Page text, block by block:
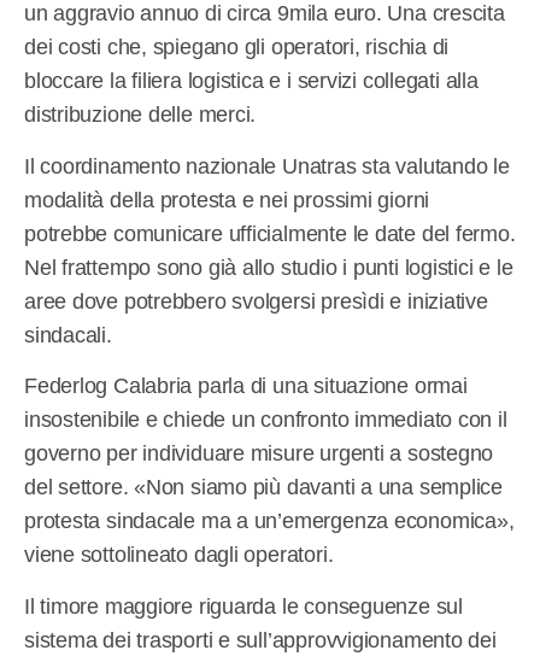
un aggravio annuo di circa 9mila euro. Una crescita
dei costi che, spiegano gli operatori, rischia di
bloccare la filiera logistica e i servizi collegati alla
distribuzione delle merci.
Il coordinamento nazionale Unatras sta valutando le
modalità della protesta e nei prossimi giorni
potrebbe comunicare ufficialmente le date del fermo.
Nel frattempo sono già allo studio i punti logistici e le
aree dove potrebbero svolgersi presìdi e iniziative
sindacali.
Federlog Calabria parla di una situazione ormai
insostenibile e chiede un confronto immediato con il
governo per individuare misure urgenti a sostegno
del settore. «Non siamo più davanti a una semplice
protesta sindacale ma a un’emergenza economica»,
viene sottolineato dagli operatori.
Il timore maggiore riguarda le conseguenze sul
sistema dei trasporti e sull’approvvigionamento dei